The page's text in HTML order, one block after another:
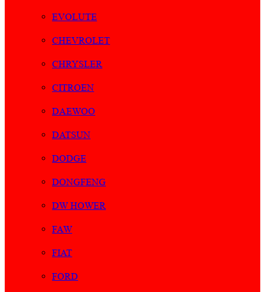
EVOLUTE
CHEVROLET
CHRYSLER
CITROEN
DAEWOO
DATSUN
DODGE
DONGFENG
DW HOWER
FAW
FIAT
FORD